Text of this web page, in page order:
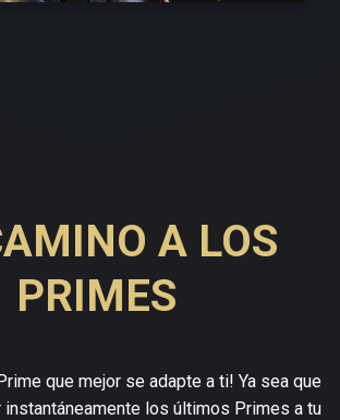
A LOS
PRIMES
que mejor se adapte a ti! Ya sea que
los últimos Primes a tu